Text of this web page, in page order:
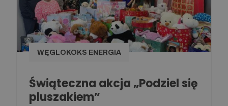
WĘGLOKOKS ENERGIA
Świąteczna akcja „Podziel się
pluszakiem”